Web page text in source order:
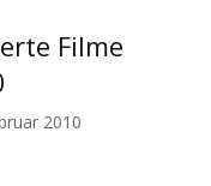
Filme
2010